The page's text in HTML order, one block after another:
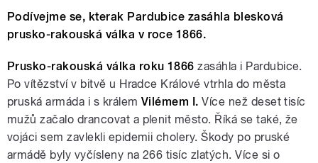
Podívejme se, kterak Pardubice zasáhla blesková
prusko-rakouská válka v roce 1866.
Prusko-rakouská válka roku 1866 zasáhla i Pardubice.
Po vítězství v bitvě u Hradce Králové vtrhla do města
pruská armáda i s králem Vilémem I. Více než deset tisíc
mužů začalo drancovat a plenit město. Říká se také, že
vojáci sem zavlekli epidemii cholery. Škody po pruské
armádě byly vyčísleny na 266 tisíc zlatých. Více si o